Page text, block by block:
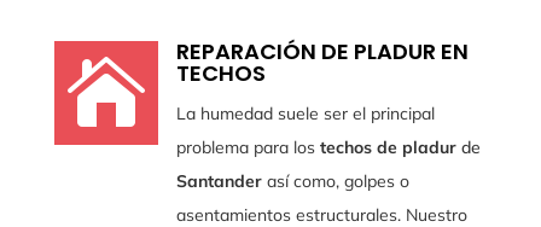

REPARACIÓN DE PLADUR EN
TECHOS
La humedad suele ser el principal
problema para los techos de pladur de
Santander así como, golpes o
asentamientos estructurales. Nuestro